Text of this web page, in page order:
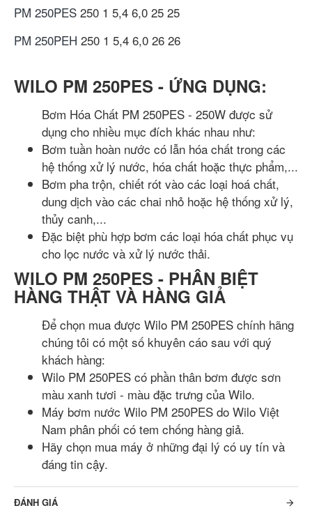
PM 250PES 250 1 5,4 6,0 25 25
PM 250PEH 250 1 5,4 6,0 26 26
WILO PM 250PES - ỨNG DỤNG:
Bơm Hóa Chất PM 250PES - 250W được sử
dụng cho nhiều mục đích khác nhau như:
Bơm tuần hoàn nước có lẫn hóa chất trong các
hệ thống xử lý nước, hóa chất hoặc thực phẩm,...
Bơm pha trộn, chiết rót vào các loại hoá chất,
dung dịch vào các chai nhỏ hoặc hệ thống xử lý,
thủy canh,...
Đặc biệt phù hợp bơm các loại hóa chất phục vụ
cho lọc nước và xử lý nước thải.
WILO PM 250PES - PHÂN BIỆT
HÀNG THẬT VÀ HÀNG GIẢ
Để chọn mua được Wilo PM 250PES chính hãng
chúng tôi có một số khuyên cáo sau với quý
khách hàng:
Wilo PM 250PES có phần thân bơm được sơn
màu xanh tươi - màu đặc trưng của Wilo.
Máy bơm nước Wilo PM 250PES do Wilo Việt
Nam phân phối có tem chống hàng giả.
Hãy chọn mua máy ở những đại lý có uy tín và
đáng tin cậy.
ĐÁNH GIÁ